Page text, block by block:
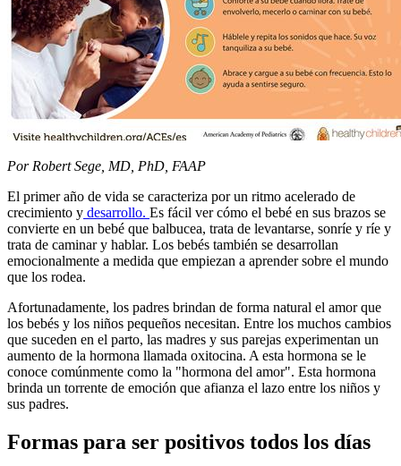
​Por Robert Sege, MD, PhD, FAAP
El primer año de vida se caracteriza por un ritmo acelerado de
crecimiento y desarrollo. Es fácil ver cómo el bebé en sus brazos se
convierte en un bebé que balbucea, trata de levantarse, sonríe y ríe y
trata de caminar y hablar. Los bebés también se desarrollan
emocionalmente a medida que empiezan a aprender sobre el mundo
que los rodea.
Afortunadamente, los padres brindan de forma natural el amor que
los bebés y los niños pequeños necesitan. Entre los muchos cambios
que suceden en el parto, las madres y sus parejas experimentan un
aumento de la hormona llamada oxitocina. A esta hormona se le
conoce comúnmente como la "hormona del amor". Esta hormona
brinda un torrente de emoción que afianza el lazo entre los niños y
sus padres.
Formas para ser positivos todos los días